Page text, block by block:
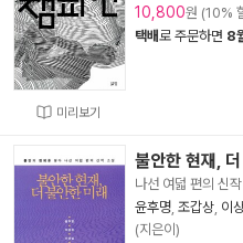
미리보기
10,800원 (10%
택배로 주문하면 8
불안한 현재,
나선 여덟 편의 신
윤후명 조갑상 이
(지은이)